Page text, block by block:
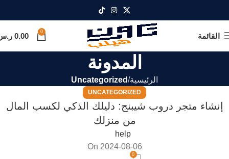
القائمة 0
0.00
المدونة
الرئيسية Uncategorized
UNCATEGORIZED
إنشاء متجر دروب شيبنج: دليلك الذكي لكسب المال
من منزلك
help
On 2024-08-06
0